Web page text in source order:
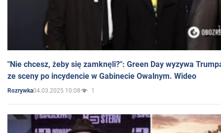
"Nie chcesz, żeby się zamknęli?": Green Day wyzywa
ze sceny po incydencie w Gabinecie Owalnym. Wideo
Rozrywka04.03.2025 10:08 1